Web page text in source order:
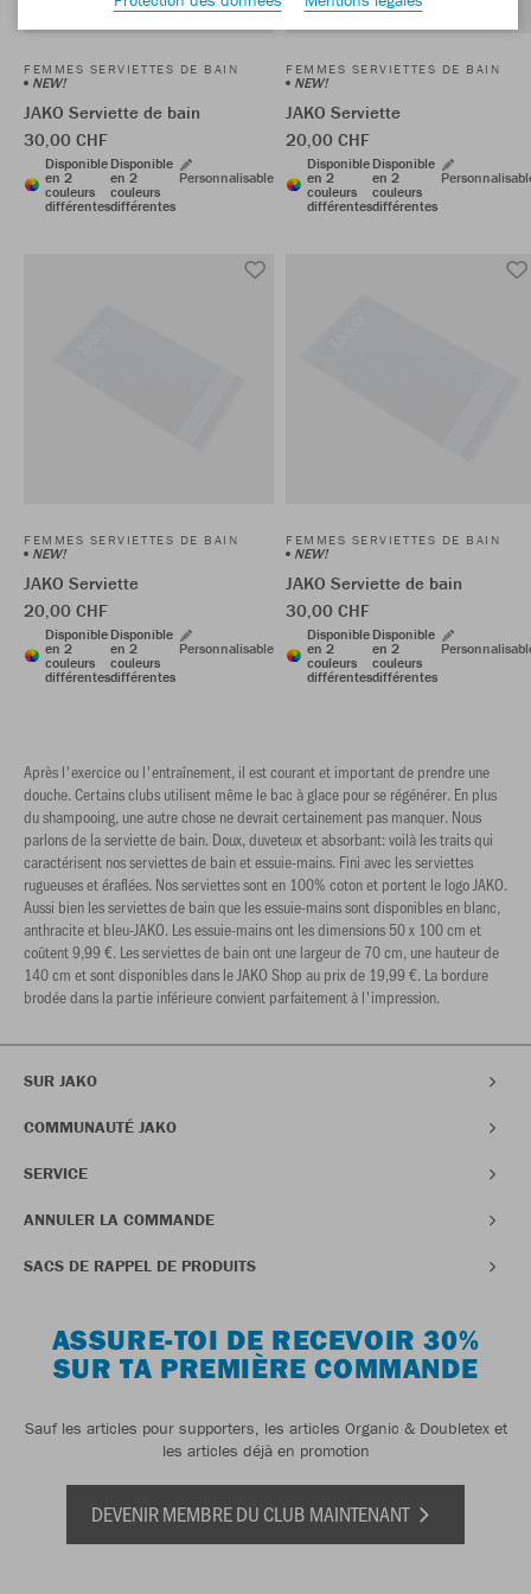
FEMMES SERVIETTES DE BAIN
NEW!
JAKO Serviette de bain
30,00 CHF
Disponible
en 2
couleurs
différentes
Disponible
en 2
couleurs
différentes
Personnalisable
FEMMES SERVIETTES DE BAIN
NEW!
JAKO Serviette
20,00 CHF
Disponible
en 2
couleurs
différentes
Disponible
en 2
couleurs
différentes
FEMMES SERVIETTES DE BAIN
NEW!
JAKO Serviette
20,00 CHF
Disponible
en 2
couleurs
différentes
Disponible
en 2
couleurs
différentes
Personnalisable
FEMMES SERVIETTES DE BAIN
NEW!
JAKO Serviette de bain
30,00 CHF
Disponible
en 2
couleurs
différentes
Disponible
en 2
couleurs
différentes
Après l'exercice ou l'entraînement, il est courant et important de prendre une
douche. Certains clubs utilisent même le bac à glace pour se régénérer. En plus
du shampooing, une autre chose ne devrait certainement pas manquer. Nous
parlons de la serviette de bain. Doux, duveteux et absorbant: voilà les traits qui
caractérisent nos serviettes de bain et essuie-mains. Fini avec les serviettes
rugueuses et éraflées. Nos serviettes sont en 100% coton et portent le logo JAKO.
Aussi bien les serviettes de bain que les essuie-mains sont disponibles en blanc,
anthracite et bleu-JAKO. Les essuie-mains ont les dimensions 50 x 100 cm et
coûtent 9,99 €. Les serviettes de bain ont une largeur de 70 cm, une hauteur de
140 cm et sont disponibles dans le JAKO Shop au prix de 19,99 €. La bordure
brodée dans la partie inférieure convient parfaitement à l'impression.
SUR JAKO
COMMUNAUTÉ JAKO
SERVICE
ANNULER LA COMMANDE
SACS DE RAPPEL DE PRODUITS
ASSURE-TOI DE RECEVOIR 30%
SUR TA PREMIÈRE COMMANDE
Sauf les articles pour supporters, les articles Organic & Doubletex et
les articles déjà en promotion
DEVENIR MEMBRE DU CLUB MAINTENANT